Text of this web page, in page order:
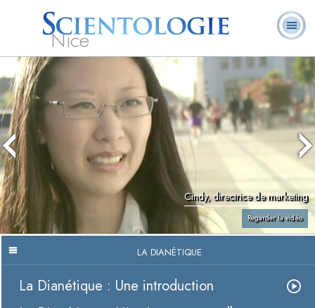
Nice
L. Ron Hubbard
Qu’est-ce que la
Scientologie ?
Ministres
Foire aux
questions
Livres
Cindy, directrice de marketing
Regarder la vidéo
LA DIANÉTIQUE
La Dianétique : Une introduction